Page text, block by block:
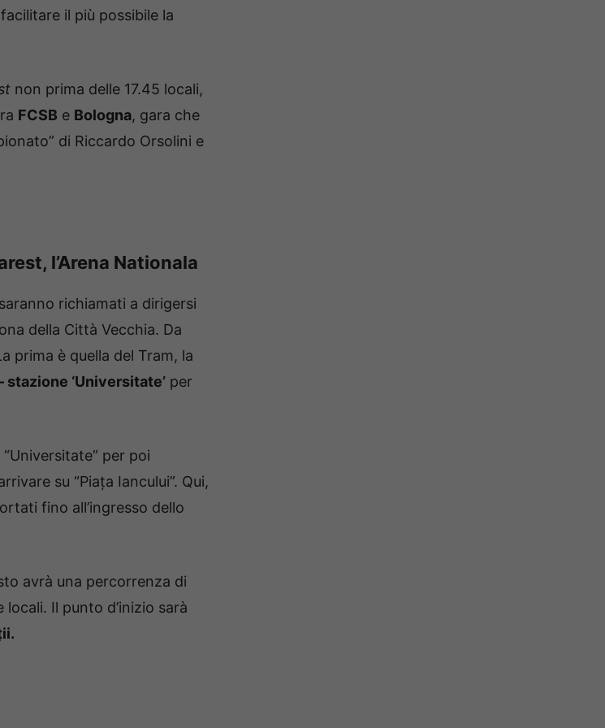
il più possibile la
non prima delle 17.45 locali,
FCSB e Bologna, gara che
di Riccardo Orsolini e
l’Arena Nationala
saranno richiamati a dirigersi
della Città Vecchia. Da
prima è quella del Tram, la
‘Universitate’ per
per poi
su “Piața Iancului”. Qui,
fino all’ingresso dello
avrà una percorrenza di
Il punto d’inizio sarà